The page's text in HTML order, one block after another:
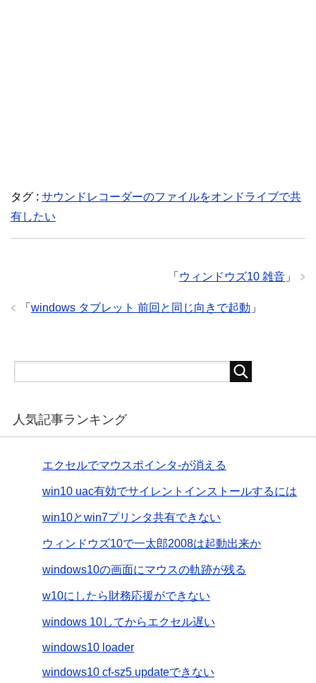
タグ : サウンドレコーダーのファイルをオンドライブで共
有したい
「 ウィンドウズ10 雑音 」
「 windows タブレット 前回と同じ向きで起動 」
人気記事ランキング
エクセルでマウスポインタ-が消える
win10 uac有効でサイレントインストールするには
win10とwin7プリンタ共有できない
ウィンドウズ10で一太郎2008は起動出来か
windows10の画面にマウスの軌跡が残る
w10にしたら財務応援ができない
windows 10してからエクセル遅い
windows10 loader
windows10 cf-sz5 updateできない